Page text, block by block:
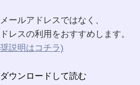
ールアドレスではなく、
レスの利用をおすすめします。
説明はコチラ)